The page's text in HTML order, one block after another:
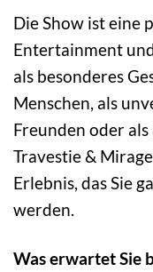
Die Show ist eine
Entertainment
als besonderes
Menschen, als
Freunden oder
Travestie &
Erlebnis, das Sie
werden.
Was erwartet Sie